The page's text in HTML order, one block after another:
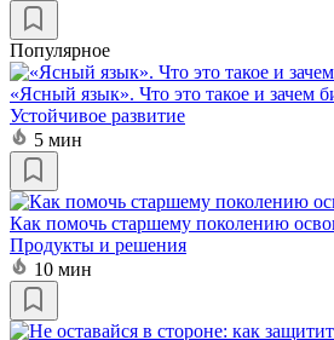
Популярное
«Ясный язык». Что это такое и зачем
Устойчивое развитие
5 мин
Как помочь старшему поколению
Продукты и решения
10 мин